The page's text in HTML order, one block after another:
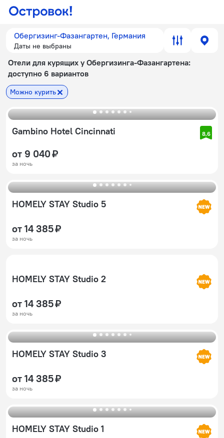
Обергизинг-Фазангартен, Германия
Даты не выбраны
Отели для курящих у Обергизинга-Фазангартена:
доступно 6 вариантов
Можно курить
Gambino Hotel Cincinnati 8,6
от 9 040 ₽
за ночь
HOMELY STAY Studio 5
от 14 385 ₽
за ночь
HOMELY STAY Studio 2
от 14 385 ₽
за ночь
HOMELY STAY Studio 3
от 14 385 ₽
за ночь
HOMELY STAY Studio 1